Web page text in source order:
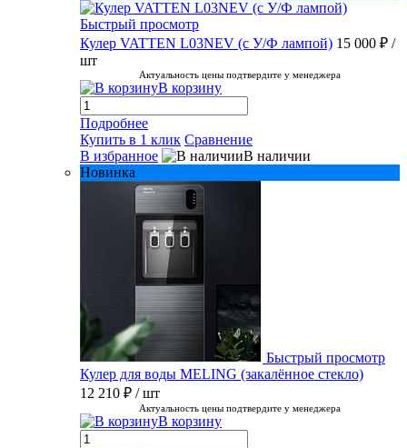
Быстрый просмотр
Кулер VATTEN L03NEV (с У/Ф лампой) 15 000 ₽ /
шт
Актуальность цены подтвердите у менеджера
В корзину
Подробнее
Купить в 1 клик Сравнение
В избранное
В наличии
Новинка
Быстрый просмотр
Кулер для воды MELING (закалённое стекло)
12 210 ₽ / шт
Актуальность цены подтвердите у менеджера
В корзину